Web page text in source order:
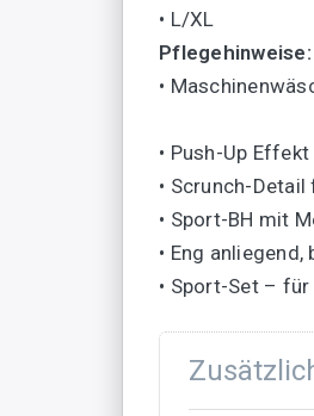
• L/XL
Pflegehinweise:
•
• Push-Up
• Scrunch-
• Sport-BH mit
• Eng
• Sport-Set –